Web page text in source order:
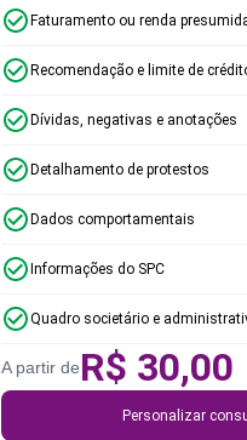
Faturamento ou renda
Recomendação e limite de
Dívidas, negativas e anotações
Detalhamento de protestos
Dados comportamentais
Informações do SPC
Quadro societário e
A partir deR$ 30,00
Personalizar